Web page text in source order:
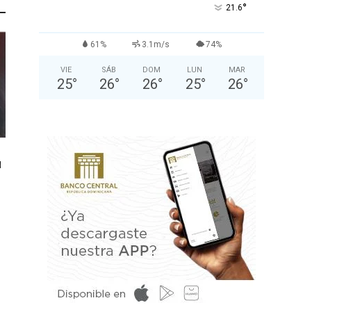
21.6°
61% 3.1m/s 74%
VIE
25°
SÁB
26°
DOM
26°
LUN
25°
MAR
26°